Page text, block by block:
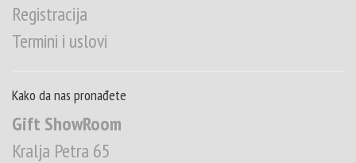
Registracija
Termini i uslovi
Kako da nas pronađete
Gift ShowRoom
Kralja Petra 65